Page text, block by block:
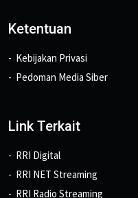
Ketentuan
Kebijakan Privasi
Pedoman Media Siber
Link Terkait
RRI Digital
RRI NET Streaming
RRI Radio Streaming